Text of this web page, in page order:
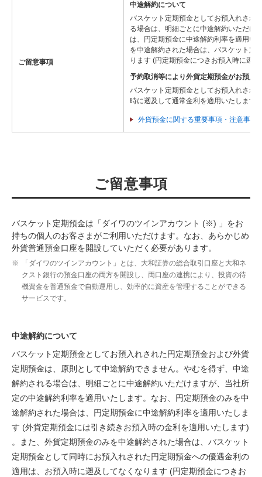
ご留意事項
中途解約について
バスケット定期預金としてお預入れされ
る場合は、明細ごとに中途解約いただけ
は、円定期預金に中途解約利率を適用い
を中途解約された場合は、バスケット定
ります (円定期預金につきお預入時に遡
予約取消等により外貨定期預金がお預入
バスケット定期預金としてお預入れされ
時に遡及して通常金利を適用いたします)
外貨預金に関する重要事項・注意事項
ご留意事項
バスケット定期預金は「ダイワのツインアカウント (※) 」をお
持ちの個人のお客さまがご利用いただけます。なお、あらかじめ
外貨普通預金口座を開設していただく必要があります。
※
「ダイワのツインアカウント」とは、大和証券の総合取引口座と大和ネ
クスト銀行の預金口座の両方を開設し、両口座の連携により、投資の待
機資金を普通預金で自動運用し、効率的に資産を管理することができる
サービスです。
中途解約について
バスケット定期預金としてお預入れされた円定期預金および外貨
定期預金は、原則として中途解約できません。やむを得ず、中途
解約される場合は、明細ごとに中途解約いただけますが、当社所
定の中途解約利率を適用いたします。なお、円定期預金のみを中
途解約された場合は、円定期預金に中途解約利率を適用いたしま
す (外貨定期預金には引き続きお預入時の金利を適用いたします)
。また、外貨定期預金のみを中途解約された場合は、バスケット
定期預金として同時にお預入れされた円定期預金への優遇金利の
適用は、お預入時に遡及してなくなります (円定期預金につきお